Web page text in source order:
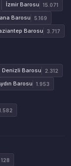
İzmir Barosu 15.071
Barosu 5.169
Barosu 3.717
Denizli Barosu 2.312
Barosu 1.953
128